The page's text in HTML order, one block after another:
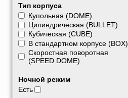
Тип корпуса
Купольная (DOME)
Цилиндрическая (BULLET)
Кубическая (CUBE)
В стандартном корпусе (BOX)
Скоростная поворотная
(SPEED DOME)
Ночной режим
Есть